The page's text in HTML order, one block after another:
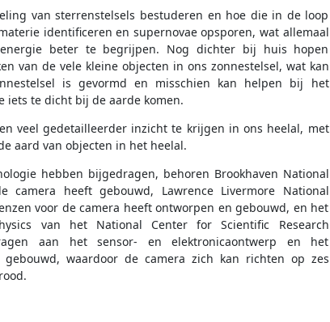
van sterrenstelsels bestuderen en hoe die in de loop
identificeren en supernovae opsporen, wat allemaal
beter te begrijpen. Nog dichter bij huis hopen
van de vele kleine objecten in ons zonnestelsel, wat kan
is gevormd en misschien kan helpen bij het
iets te dicht bij de aarde komen.
veel gedetailleerder inzicht te krijgen in ons heelal, met
aard van objecten in het heelal.
hebben bijgedragen, behoren Brookhaven National
camera heeft gebouwd, Lawrence Livermore National
voor de camera heeft ontworpen en gebouwd, en het
van het National Center for Scientific Research
aan het sensor- en elektronicaontwerp en het
waardoor de camera zich kan richten op zes